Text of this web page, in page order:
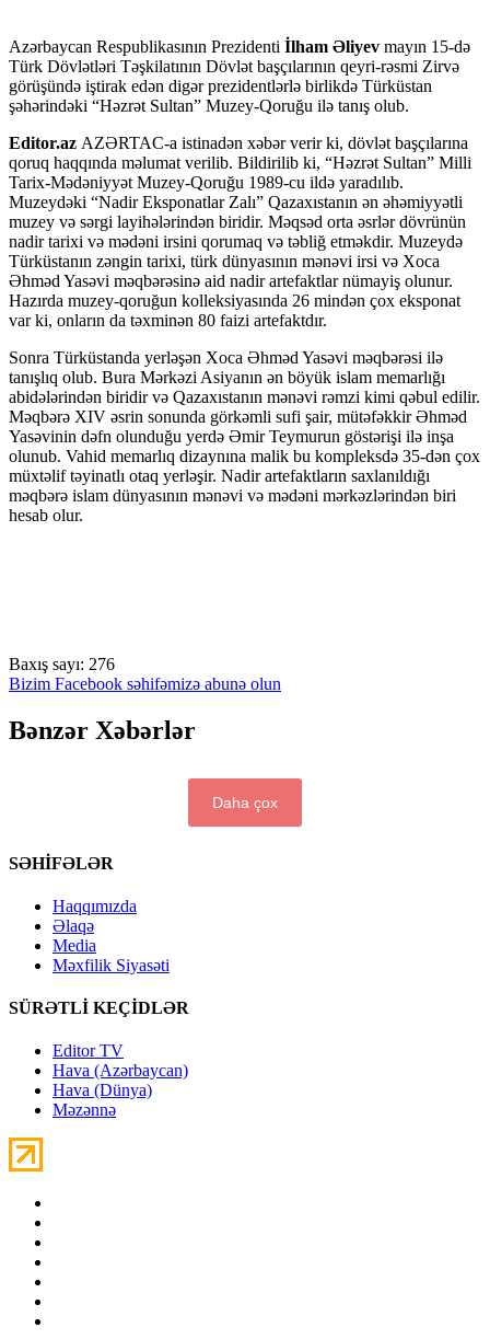
Azərbaycan Respublikasının Prezidenti İlham Əliyev mayın 15-də
Türk Dövlətləri Təşkilatının Dövlət başçılarının qeyri-rəsmi Zirvə
görüşündə iştirak edən digər prezidentlərlə birlikdə Türküstan
şəhərindəki “Həzrət Sultan” Muzey-Qoruğu ilə tanış olub.
Editor.az AZƏRTAC-a istinadən xəbər verir ki, dövlət başçılarına
qoruq haqqında məlumat verilib. Bildirilib ki, “Həzrət Sultan” Milli
Tarix-Mədəniyyət Muzey-Qoruğu 1989-cu ildə yaradılıb.
Muzeydəki “Nadir Eksponatlar Zalı” Qazaxıstanın ən əhəmiyyətli
muzey və sərgi layihələrindən biridir. Məqsəd orta əsrlər dövrünün
nadir tarixi və mədəni irsini qorumaq və təbliğ etməkdir. Muzeydə
Türküstanın zəngin tarixi, türk dünyasının mənəvi irsi və Xoca
Əhməd Yasəvi məqbərəsinə aid nadir artefaktlar nümayiş olunur.
Hazırda muzey-qoruğun kolleksiyasında 26 mindən çox eksponat
var ki, onların da təxminən 80 faizi artefaktdır.
Sonra Türküstanda yerləşən Xoca Əhməd Yasəvi məqbərəsi ilə
tanışlıq olub. Bura Mərkəzi Asiyanın ən böyük islam memarlığı
abidələrindən biridir və Qazaxıstanın mənəvi rəmzi kimi qəbul edilir.
Məqbərə XIV əsrin sonunda görkəmli sufi şair, mütəfəkkir Əhməd
Yasəvinin dəfn olunduğu yerdə Əmir Teymurun göstərişi ilə inşa
olunub. Vahid memarlıq dizaynına malik bu kompleksdə 35-dən çox
müxtəlif təyinatlı otaq yerləşir. Nadir artefaktların saxlanıldığı
məqbərə islam dünyasının mənəvi və mədəni mərkəzlərindən biri
hesab olur.
Baxış sayı: 276
Bizim Facebook səhifəmizə abunə olun
Bənzər Xəbərlər
Daha çox
SƏHİFƏLƏR
Haqqımızda
Əlaqə
Media
Məxfilik Siyasəti
SÜRƏTLİ KEÇİDLƏR
Editor TV
Hava (Azərbaycan)
Hava (Dünya)
Məzənnə